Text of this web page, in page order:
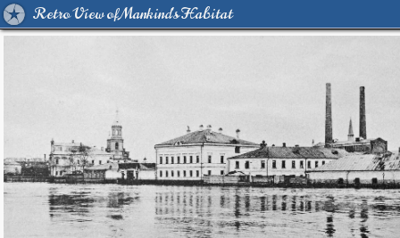
Retro View of Mankind's Habitat